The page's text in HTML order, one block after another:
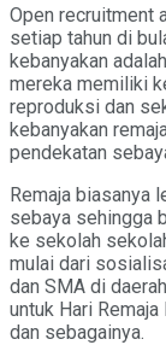
Open recruitment
setiap tahun di
kebanyakan
mereka memiliki
reproduksi dan
kebanyakan
pendekatan
Remaja biasanya
sebaya sehingga
ke sekolah
mulai dari
dan SMA di
untuk Hari
dan sebagainya.